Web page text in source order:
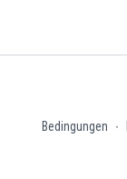
Bedingungen
∙